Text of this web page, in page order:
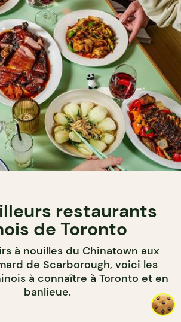
restaurants
de Toronto
à nouilles du Chinatown aux
de Scarborough, voici les
à connaître à Toronto et en
banlieue.